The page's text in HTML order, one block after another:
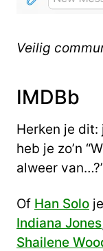
Veilig
IMDBb
Herken je dit:
heb je zo’n
alweer
Of Han Solo
Indiana Jones
Shailene